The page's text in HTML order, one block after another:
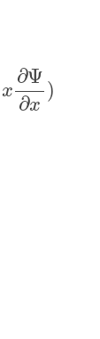
x
∂Ψ
∂x
)